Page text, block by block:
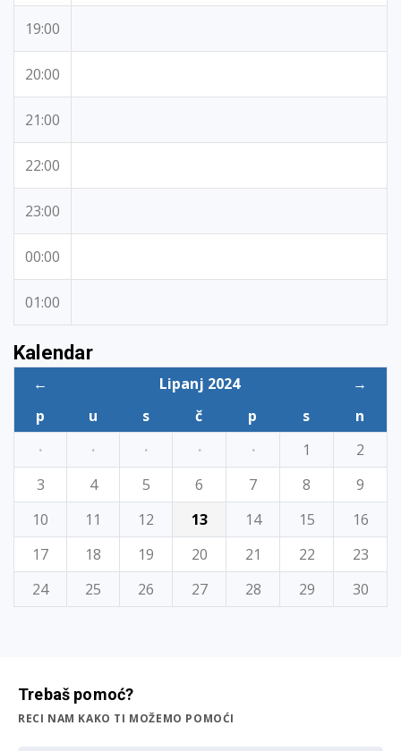
19:00
20:00
21:00
22:00
23:00
00:00
01:00
Kalendar
← Lipanj 2024
→
p
u s č p s
n
·
· · · · 1
2
3
4 5 6 7 8
9
10
11 12 13 14 15
16
17
18 19 20 21 22
23
24
25 26 27 28 29 30
Trebaš pomoć?
RECI NAM KAKO TI MOŽEMO POMOĆI